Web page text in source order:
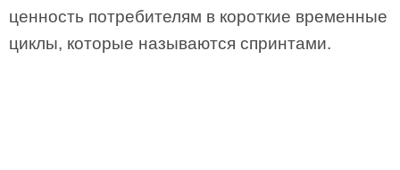
ценность потребителям в короткие временные
циклы, которые называются спринтами.